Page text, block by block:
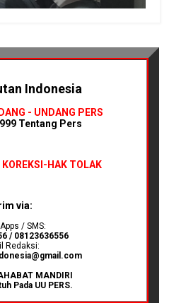
Indonesia
- UNDANG PERS
Tentang Pers
KOREKSI-HAK TOLAK
via:
/ SMS:
/ 08123636556
Redaksi:
MANDIRI
Pada UU PERS.